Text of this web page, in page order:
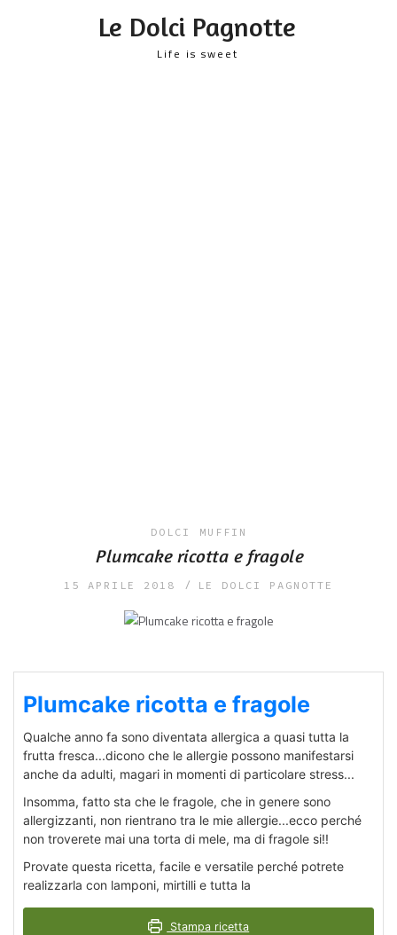
Le Dolci Pagnotte
Life is sweet
DOLCI MUFFIN
Plumcake ricotta e fragole
15 APRILE 2018 LE DOLCI PAGNOTTE
Plumcake ricotta e fragole
Qualche anno fa sono diventata allergica a quasi tutta la
frutta fresca...dicono che le allergie possono manifestarsi
anche da adulti, magari in momenti di particolare stress...
Insomma, fatto sta che le fragole, che in genere sono
allergizzanti, non rientrano tra le mie allergie...ecco perché
non troverete mai una torta di mele, ma di fragole si!!
Provate questa ricetta, facile e versatile perché potrete
realizzarla con lamponi, mirtilli e tutta la
Stampa ricetta